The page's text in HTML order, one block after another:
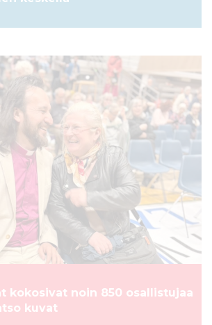
kokosivat noin 850 osallistujaa
kuvat